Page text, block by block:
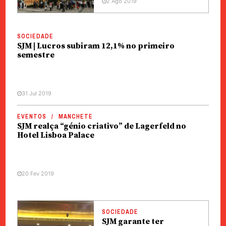
SOCIEDADE
SJM | Lucros subiram 12,1% no primeiro
semestre
31 Jul 2019
EVENTOS MANCHETE
SJM realça “génio criativo” de Lagerfeld no
Hotel Lisboa Palace
20 Fev 2019
SOCIEDADE
SJM garante ter